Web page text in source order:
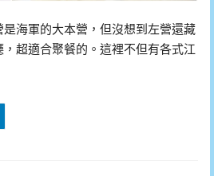
海軍的大本營，但沒想到左營還藏
超適合聚餐的。這裡不但有各式江